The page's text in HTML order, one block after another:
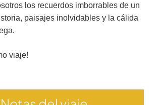
los recuerdos imborrables de un
paisajes inolvidables y la cálida
viaje!